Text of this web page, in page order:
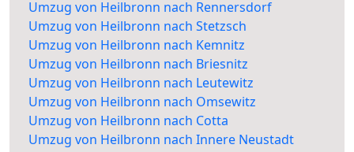
Umzug von Heilbronn nach Rennersdorf
Umzug von Heilbronn nach Stetzsch
Umzug von Heilbronn nach Kemnitz
Umzug von Heilbronn nach Briesnitz
Umzug von Heilbronn nach Leutewitz
Umzug von Heilbronn nach Omsewitz
Umzug von Heilbronn nach Cotta
Umzug von Heilbronn nach Innere Neustadt